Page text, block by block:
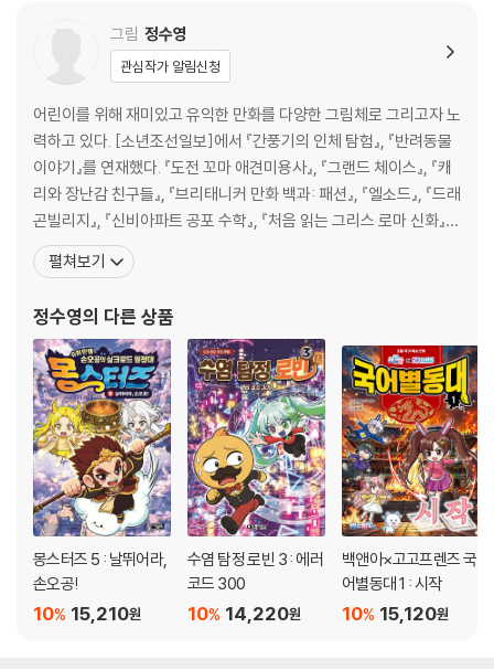
그림 정수영
관심작가 알림신청
어린이를 위해 재미있고 유익한 만화를 다양한 그림체로 그리고자 노
력하고 있다. [소년조선일보]에서 『간풍기의 인체 탐험』, 『반려동물
이야기』를 연재했다. 『도전 꼬마 애견미용사』, 『그랜드 체이스』, 『캐
리와 장난감 친구들』, 『브리태니커 만화 백과: 패션』, 『엘소드』, 『드래
곤빌리지』, 『신비아파트 공포 수학』, 『처음 읽는 그리스 로마 신화』,
『카트라이더 리턴즈』 등 어린이를 위한 재미있고 유익한 만화를 그리
고 있다. 소년조선일보에서 『간풍기의 인체 탐험』, 『반려동물 이야
스』, 『도전 꼬마 애견미용
펼쳐보기
정수영의 다른 상품
몽스터즈 5 : 날뛰어라,
손오공!
15,210원
10%
수염 탐정 로빈 3 : 에러
코드 300
14,220원
10%
백앤아×고고프렌즈 국
어별동대 1 : 시작
15,120원
10%